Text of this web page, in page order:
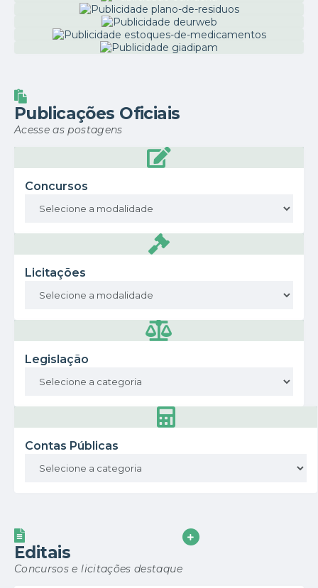
Publicações Oficiais
Acesse as postagens
Concursos
Licitações
Legislação
Contas Públicas
Editais
Concursos e licitações destaque
VER MAIS